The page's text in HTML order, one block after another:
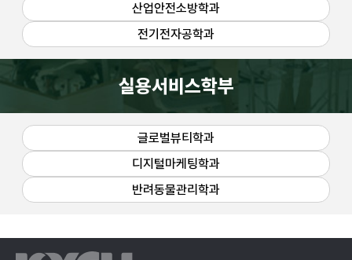
산업안전소방학과
전기전자공학과
실용서비스학부
글로벌뷰티학과
디지털마케팅학과
반려동물관리학과